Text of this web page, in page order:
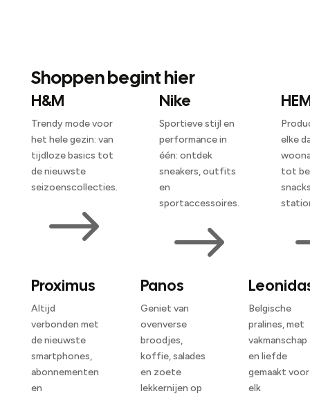
Shoppen begint hier
H&M
Trendy mode voor
het hele gezin: van
tijdloze basics tot
de nieuwste
seizoenscollecties.
$
Nike
Sportieve stijl en
performance in
één: ontdek
sneakers, outfits
en
sportaccessoires.
$
elke
tot
Proximus
Altijd
verbonden met
de nieuwste
smartphones,
abonnementen
en
Panos
Geniet van
ovenverse
broodjes,
koffie, salades
en zoete
lekkernijen op
Belgische
pralines, met
vakmanschap
en liefde
gemaakt voor
elk